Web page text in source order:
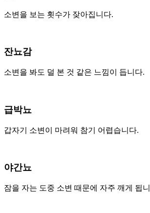
소변을 보는 횟수가 잦아집니다.
잔뇨감
소변을 봐도 덜 본 것 같은 느낌이 듭니다.
급박뇨
갑자기 소변이 마려워 참기 어렵습니다.
야간뇨
잠을 자는 도중 소변 때문에 자주 깨게 됩